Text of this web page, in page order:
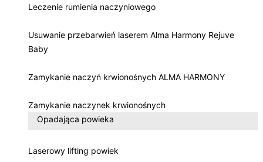
Leczenie rumienia naczyniowego
Usuwanie przebarwień laserem Alma Harmony Rejuve
Baby
Zamykanie naczyń krwionośnych ALMA HARMONY
Zamykanie naczynek krwionośnych
Opadająca powieka
Laserowy lifting powiek